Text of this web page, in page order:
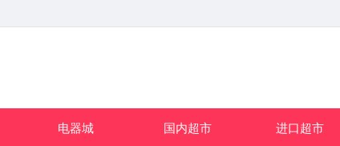
电器城 国内超市 进口超市